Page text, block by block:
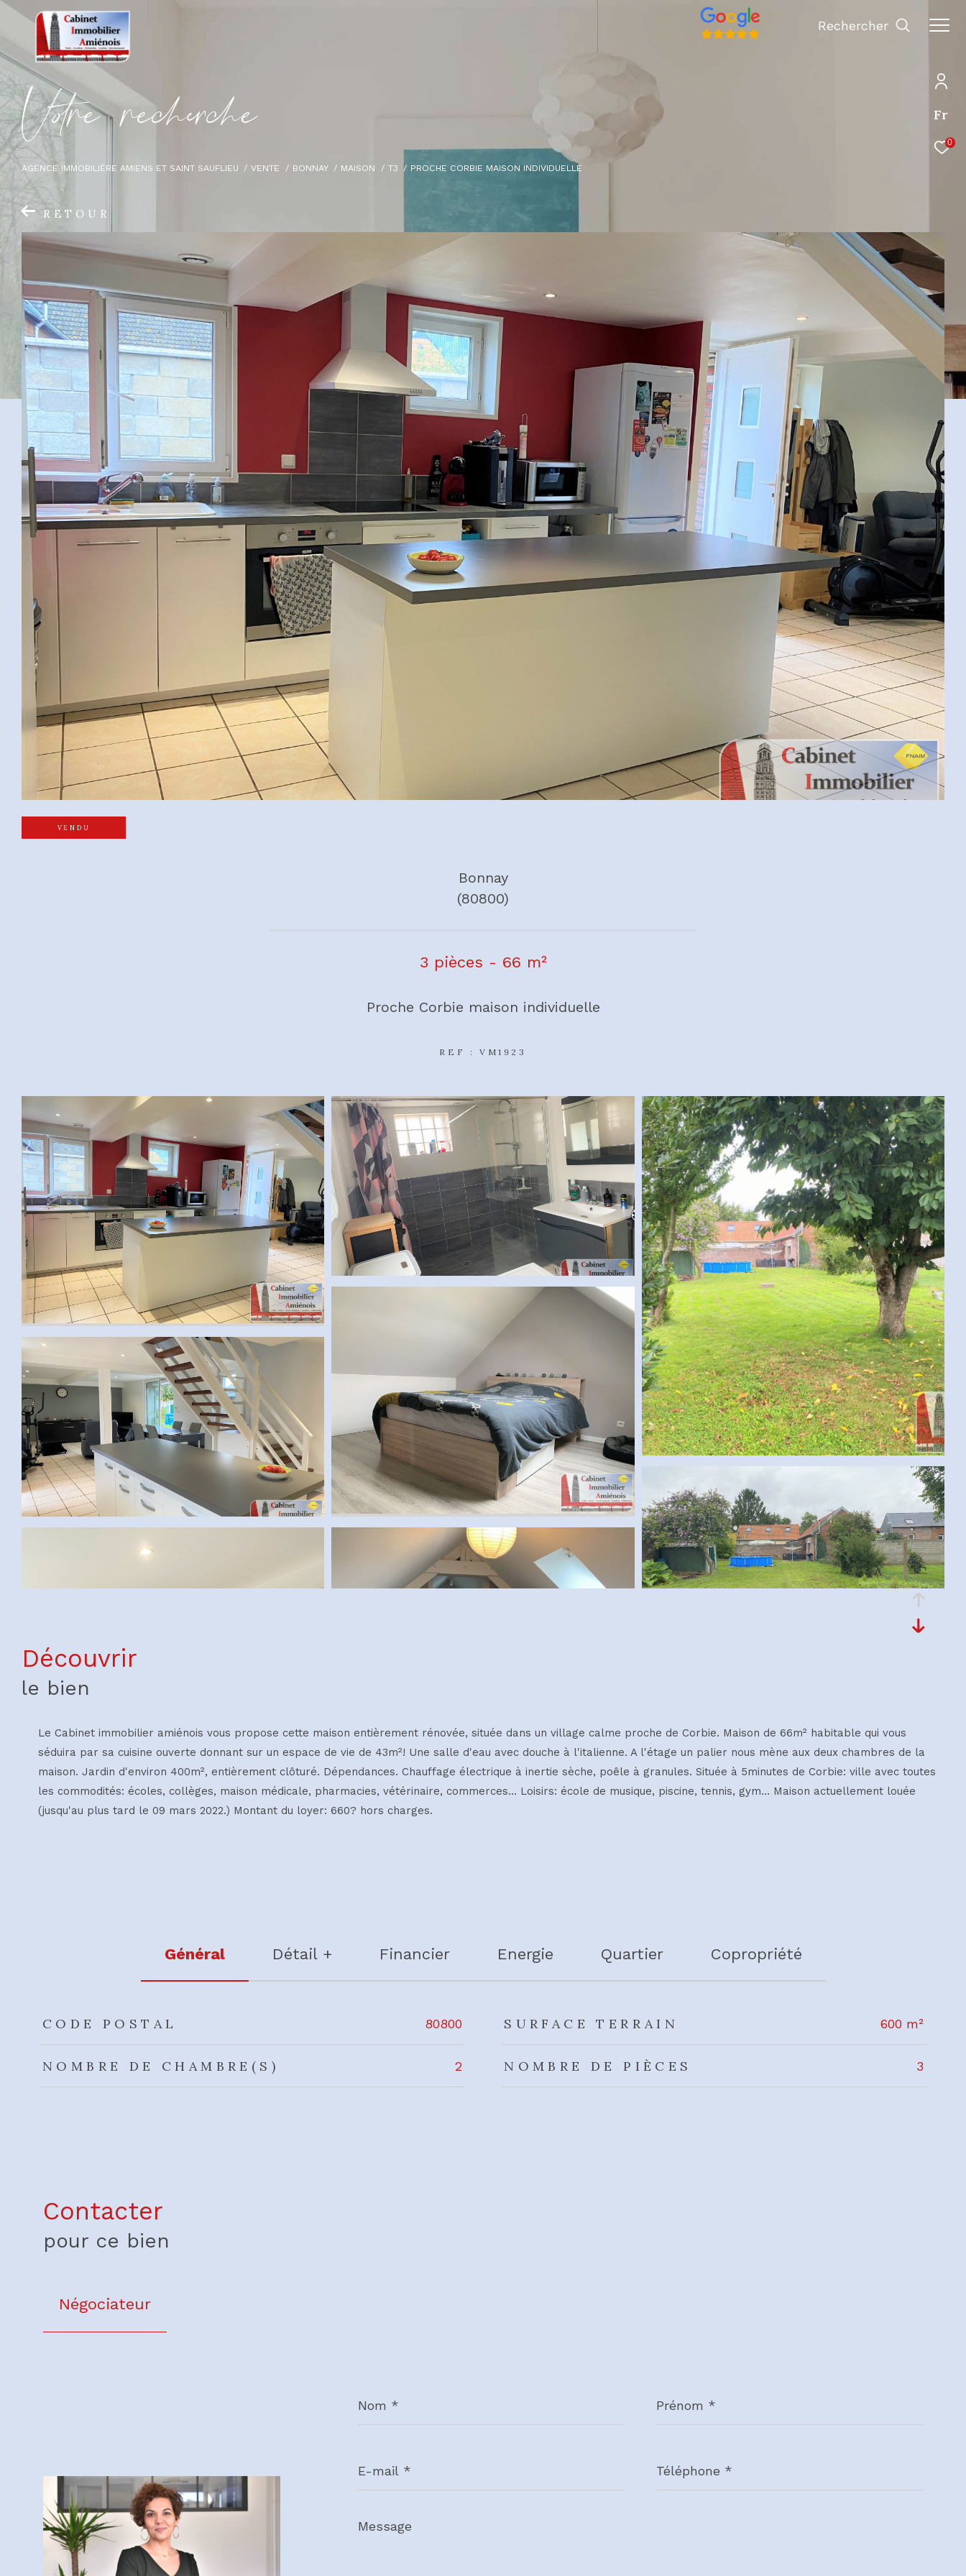
Fr
0
Rechercher
Vore recece
AGENCE IMMOBILIÈRE AMIENS ET SAINT SAUFLIEU VENTE BONNAY MAISON T3 PROCHE CORBIE MAISON INDIVIDUELLE
RETOUR
VENDU
Bonnay
(80800)
3 pièces - 66 m²
Proche Corbie maison individuelle
REF : VM1923
découvrir
le bien
Le Cabinet immobilier amiénois vous propose cette maison entièrement rénovée, située dans un village calme proche de Corbie. Maison de 66m² habitable qui vous
séduira par sa cuisine ouverte donnant sur un espace de vie de 43m²! Une salle d'eau avec douche à l'italienne. A l'étage un palier nous mène aux deux chambres de la
maison. Jardin d'environ 400m², entièrement clôturé. Dépendances. Chauffage électrique à inertie sèche, poêle à granules. Située à 5minutes de Corbie: ville avec toutes
les commodités: écoles, collèges, maison médicale, pharmacies, vétérinaire, commerces... Loisirs: école de musique, piscine, tennis, gym... Maison actuellement louée
(jusqu'au plus tard le 09 mars 2022.) Montant du loyer: 660? hors charges.
Général Détail + Financier Energie Quartier Copropriété
TRAD_ZEPHYR_Caracteristique
CODE POSTAL 80800 SURFACE TERRAIN 600 m²
NOMBRE DE CHAMBRE(S) 2 NOMBRE DE PIÈCES 3
Contacter
pour ce bien
Négociateur
*
*
mail
*
*
Message
*